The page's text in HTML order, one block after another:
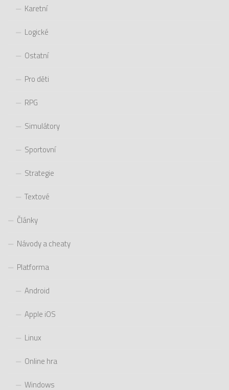
Karetní
Logické
Ostatní
Pro děti
RPG
Simulátory
Sportovní
Strategie
Textové
Články
Návody a cheaty
Platforma
Android
Apple iOS
Linux
Online hra
Windows